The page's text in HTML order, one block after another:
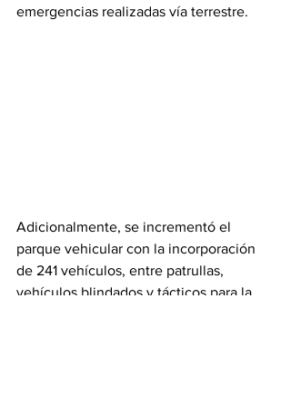
emergencias realizadas vía terrestre.
Adicionalmente, se incrementó el
parque vehicular con la incorporación
de 241 vehículos, entre patrullas,
vehículos blindados y tácticos para la